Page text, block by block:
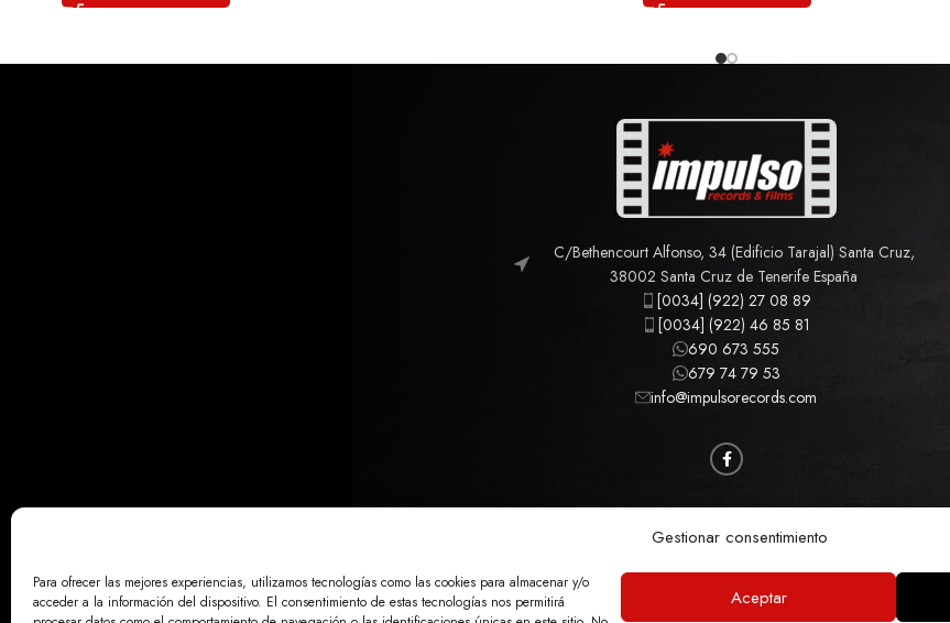
Gestionar consentimiento
Para ofrecer las mejores experiencias, utilizamos tecnologías como las cookies para almacenar y/o
acceder a la información del dispositivo. El consentimiento de estas tecnologías nos permitirá
Aceptar
C/Bethencourt Alfonso, 34 (Edificio Tarajal) Santa Cruz,
38002 Santa Cruz de Tenerife España
[0034] (922) 27 08 89
[0034] (922) 46 85 81
690 673 555
679 74 79 53
info@impulsorecords.com
AVISO LEGAL POLÍTICA DE PRIVACIDAD ACCESIBILIDAD